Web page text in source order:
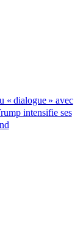
« dialogue » avec
intensifie ses